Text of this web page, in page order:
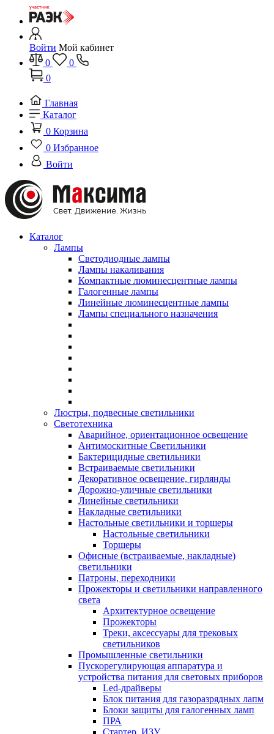
Войти Мой кабинет
0
0
0
Главная
Каталог
0 Корзина
0 Избранное
Войти
Каталог
Лампы
Светодиодные лампы
Лампы накаливания
Компактные люминесцентные лампы
Галогенные лампы
Линейные люминесцентные лампы
Лампы специального назначения
Люстры, подвесные светильники
Светотехника
Аварийное, ориентационное освещение
Антимоскитные Светильники
Бактерицидные светильники
Встраиваемые светильники
Декоративное освещение, гирлянды
Дорожно-уличные светильники
Линейные светильники
Накладные светильники
Настольные светильники и торшеры
Настольные светильники
Торшеры
Офисные (встраиваемые, накладные)
светильники
Патроны, переходники
Прожекторы и светильники направленного
света
Архитектурное освещение
Прожекторы
Треки, аксессуары для трековых
светильников
Промышленные светильники
Пускорегулирующая аппаратура и
устройства питания для световых приборов
Led-драйверы
Блок питания для газоразрядных лапм
Блоки защиты для галогенных ламп
ПРА
Стартер, ИЗУ